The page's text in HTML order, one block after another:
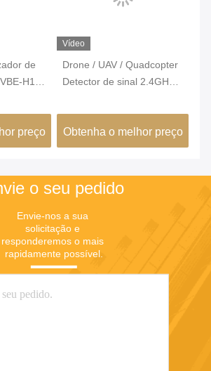
de
H1L
e
preço
Vídeo
Drone / UAV / Quadcopter
Detector de sinal 2.4GHz /
Aproximadamente 1.5kg
Obtenha o melhor preço
o seu pedido
Envie-nos a sua
solicitação e
responderemos o mais
rapidamente possível.